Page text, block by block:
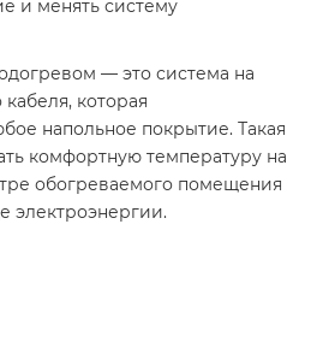
и менять систему
— это система на
которая
напольное покрытие. Такая
комфортную температуру на
обогреваемого помещения
электроэнергии.